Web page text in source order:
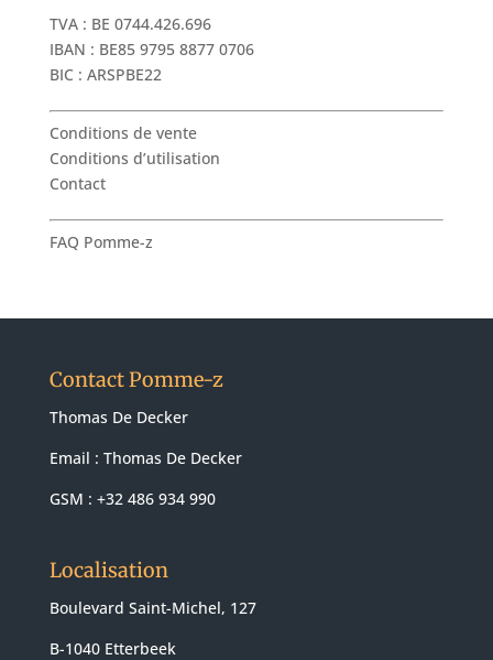
TVA : BE 0744.426.696
IBAN : BE85 9795 8877 0706
BIC : ARSPBE22
Conditions de vente
Conditions d’utilisation
Contact
FAQ Pomme-z
Contact Pomme-z
Thomas De Decker
Email : Thomas De Decker
GSM : +32 486 934 990
Localisation
Boulevard Saint-Michel, 127
B-1040 Etterbeek